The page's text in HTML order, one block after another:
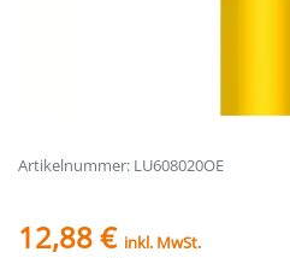
Artikelnummer: LU608020OE
12,88 € inkl. MwSt.